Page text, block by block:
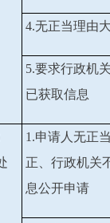
4.无正当理由
5.要求行政机
已获取信息
1.申请人无正
正、行政机关
息公开申请